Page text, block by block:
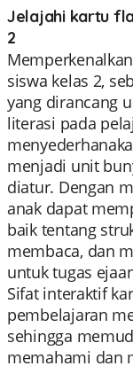
Jelajahi kartu
2
siswa kelas 2,
yang dirancang
literasi pada
menjadi unit
diatur. Dengan
anak dapat
baik tentang
membaca, dan
untuk tugas
Sifat interaktif
pembelajaran
sehingga
memahami dan